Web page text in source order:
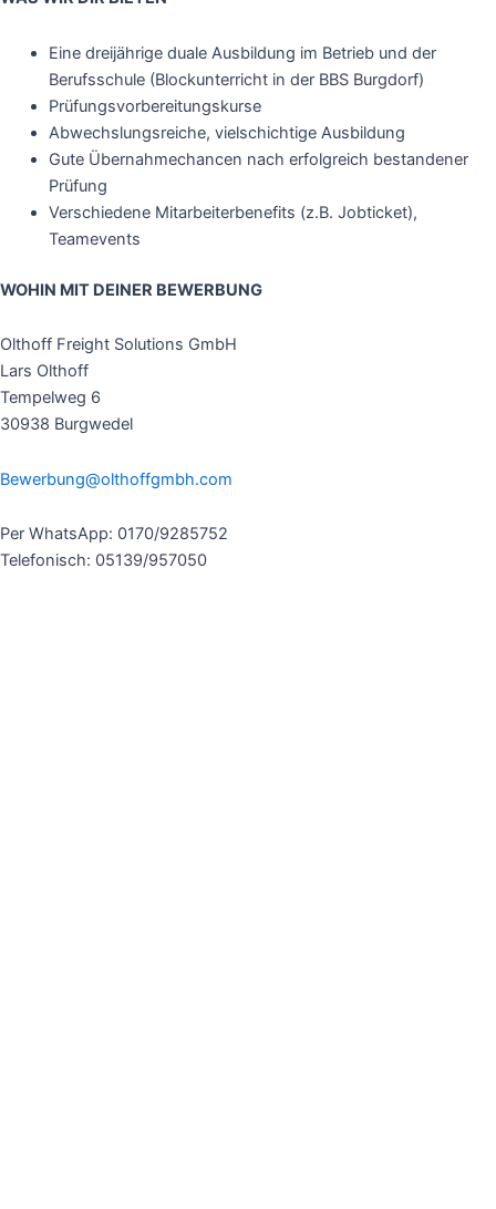
Eine dreijährige duale Ausbildung im Betrieb und der
Berufsschule (Blockunterricht in der BBS Burgdorf)
Prüfungsvorbereitungskurse
Abwechslungsreiche, vielschichtige Ausbildung
Gute Übernahmechancen nach erfolgreich bestandener
Prüfung
Verschiedene Mitarbeiterbenefits (z.B. Jobticket),
Teamevents
WOHIN MIT DEINER BEWERBUNG
Olthoff Freight Solutions GmbH
Lars Olthoff
Tempelweg 6
30938 Burgwedel
Bewerbung@olthoffgmbh.com
Per WhatsApp: 0170/9285752
Telefonisch: 05139/957050